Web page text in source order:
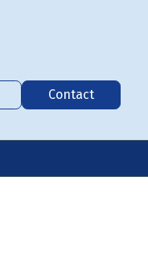
Contact